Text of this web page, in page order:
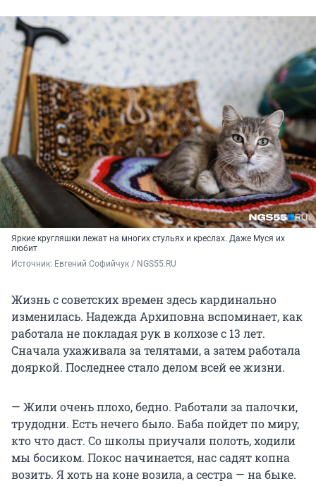
Яркие кругляшки лежат на многих стульях и креслах. Даже Муся их
любит
Источник: Евгений Софийчук / NGS55.RU
Жизнь с советских времен здесь кардинально
изменилась. Надежда Архиповна вспоминает, как
работала не покладая рук в колхозе с 13 лет.
Сначала ухаживала за телятами, а затем работала
дояркой. Последнее стало делом всей ее жизни.
— Жили очень плохо, бедно. Работали за палочки,
трудодни. Eсть нечего было. Баба пойдет по миру,
кто что даст. Со школы приучали полоть, ходили
мы босиком. Покос начинается, нас садят копна
возить. Я хоть на коне возила, а сестра — на быке.